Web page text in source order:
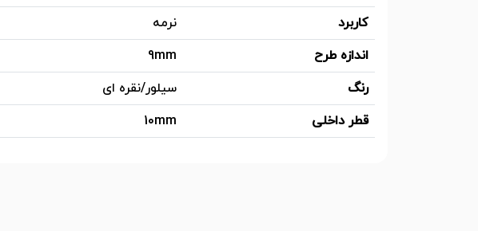
کاربرد
نرمه
اندازه طرح
9mm
رنگ
سیلور/نقره ای
قطر داخلی
10mm